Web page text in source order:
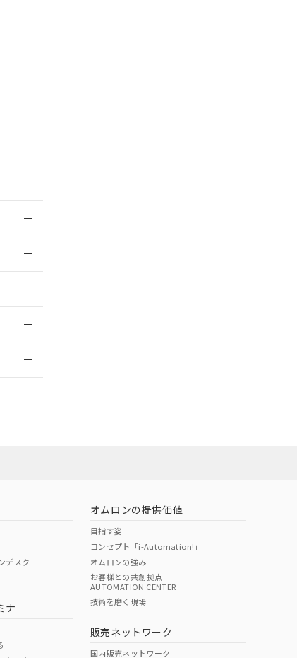
O
デスク
ナ
オムロンの提供価値
目指す姿
コンセプト「i-Automation!」
オムロンの強み
お客様との共創拠点
AUTOMATION CENTER
技術を磨く現場
販売ネットワーク
国内販売ネットワーク